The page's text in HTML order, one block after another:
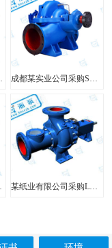
某纸业有限公司采购LXL型两相流无堵塞纸浆泵